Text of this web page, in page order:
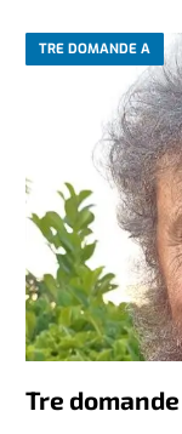
TRE DOMANDE A
Tre